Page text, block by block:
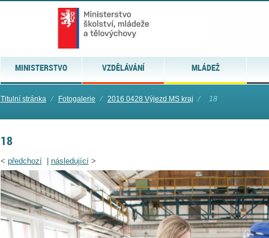
MINISTERSTVO VZDĚLÁVÁNÍ MLÁDEŽ
Titulní stránka ⁄ Fotogalerie ⁄ 2016 0428 Výjezd MS kraj ⁄ 18
18
< předchozí| následující>